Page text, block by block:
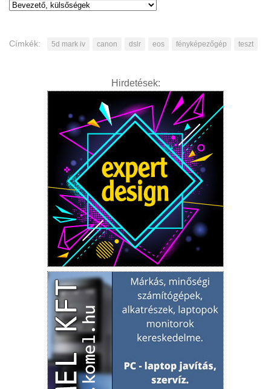
Címkék: 5d mark iv canon dslr eos fényképezőgép teszt
Hirdetések: